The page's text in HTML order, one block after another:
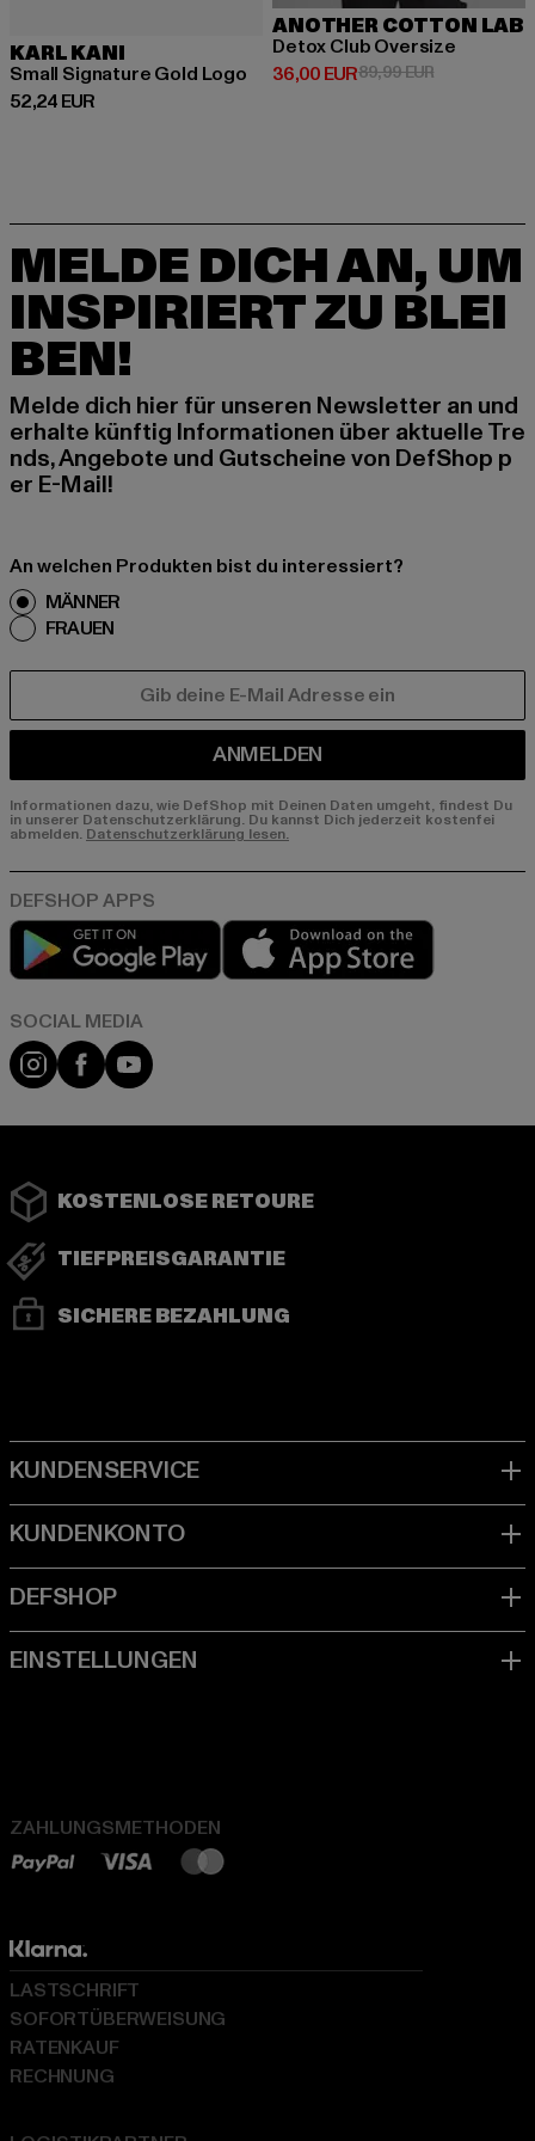
KARL KANI
Small Signature Gold Logo
52,24 EUR
Derzeitiger Preis: 52,24 EUR
ANOTHER COTTON LAB
Detox Club Oversize
36,00 EUR
Derzeitiger Preis: 36,00 EUR
89,99 EURAktionspreis:
MELDE DICH AN, UM
INSPIRIERT ZU BLEI
BEN!
Melde dich hier für unseren Newsletter an und
erhalte künftig Informationen über aktuelle Tre
nds, Angebote und Gutscheine von DefShop p
er E-Mail!
An welchen Produkten bist du interessiert?
MÄNNER
FRAUEN
ANMELDEN
Informationen dazu, wie DefShop mit Deinen Daten umgeht, findest Du
in unserer Datenschutzerklärung. Du kannst Dich jederzeit kostenfei
abmelden. Datenschutzerklärung lesen.
Play market
Instagram
FacebookYouTube
KOSTENLOSE RETOURE
TIEFPREISGARANTIE
SICHERE BEZAHLUNG
ZAHLUNGSMETHODEN
LASTSCHRIFT
SOFORTÜBERWEISUNG
RATENKAUF
RECHNUNG